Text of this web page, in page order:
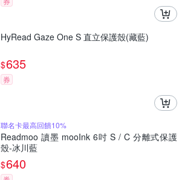
HyRead Gaze One S 直立保護殼(藏藍)
$635
券
聯名卡最高回饋10%
Readmoo 讀墨 mooInk 6吋 S / C 分離式保護
殼-冰川藍
$640